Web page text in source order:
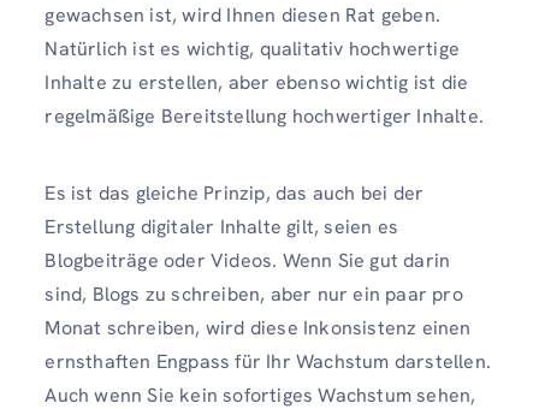
gewachsen ist, wird Ihnen diesen Rat geben.
Natürlich ist es wichtig, qualitativ hochwertige
Inhalte zu erstellen, aber ebenso wichtig ist die
regelmäßige Bereitstellung hochwertiger Inhalte.
Es ist das gleiche Prinzip, das auch bei der
Erstellung digitaler Inhalte gilt, seien es
Blogbeiträge oder Videos. Wenn Sie gut darin
sind, Blogs zu schreiben, aber nur ein paar pro
Monat schreiben, wird diese Inkonsistenz einen
ernsthaften Engpass für Ihr Wachstum darstellen.
Auch wenn Sie kein sofortiges Wachstum sehen,